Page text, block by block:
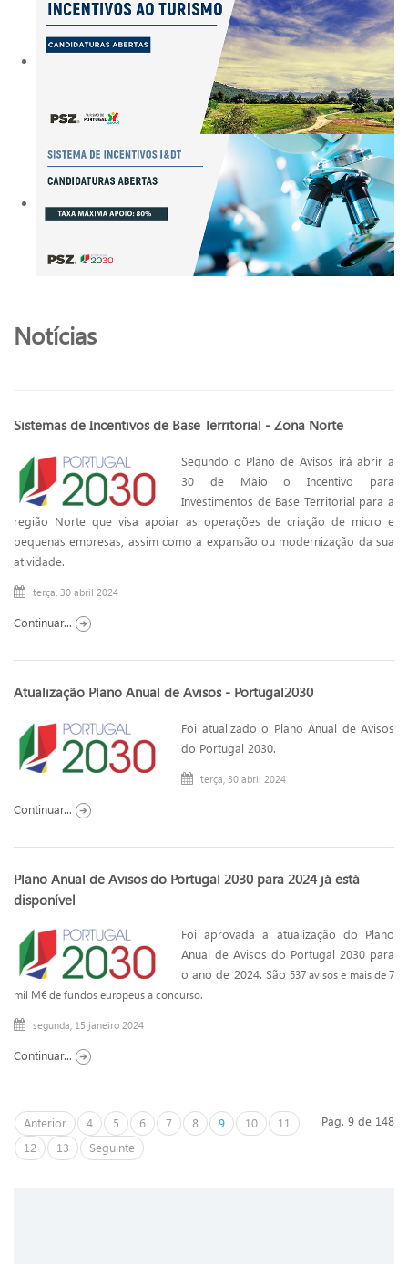
Notícias
Sistemas de Incentivos de Base Territorial - Zona Norte
Segundo o Plano de Avisos irá abrir a
30 de Maio o Incentivo para
Investimentos de Base Territorial para a
região Norte que visa apoiar as operações de criação de micro e
pequenas empresas, assim como a expansão ou modernização da sua
atividade.
terça, 30 abril 2024
Continuar...
Atualização Plano Anual de Avisos - Portugal2030
Foi atualizado o Plano Anual de Avisos
do Portugal 2030.
terça, 30 abril 2024
Continuar...
Plano Anual de Avisos do Portugal 2030 para 2024 já está
disponível
Foi aprovada a atualização do Plano
Anual de Avisos do Portugal 2030 para
o ano de 2024. São 537 avisos e mais de 7
mil M€ de fundos europeus a concurso.
segunda, 15 janeiro 2024
Continuar...
Pág. 9 de 148
Anterior 4 5 6 7 8 9 10
11
12
13 Seguinte